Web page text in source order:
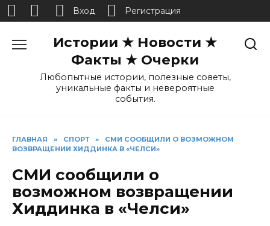
Истории ★ Новости ★
Факты ★ Очерки
Любопытные истории, полезные советы,
уникальные факты и невероятные
события.
ГЛАВНАЯ » СПОРТ »
СМИ СООБЩИЛИ О ВОЗМОЖНОМ
ВОЗВРАЩЕНИИ ХИДДИНКА В «ЧЕЛСИ»
СМИ сообщили о
возможном возвращении
Хиддинка в «Челси»
Вход Регистрация